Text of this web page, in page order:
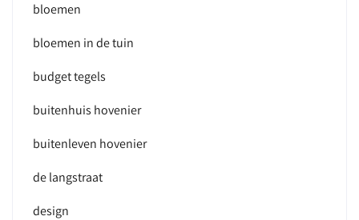
bloemen
bloemen in de tuin
budget tegels
buitenhuis hovenier
buitenleven hovenier
de langstraat
design